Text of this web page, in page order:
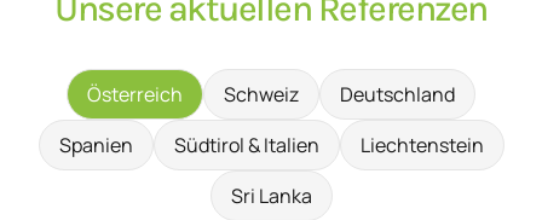
Österreich Schweiz
Deutschland
Spanien
Südtirol & Italien
Liechtenstein
Sri Lanka